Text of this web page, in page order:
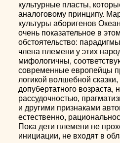
культурные пласты,
аналоговому принципу.
культуры аборигенов
очень показательное в
обстоятельство:
члена племени у этих
мифологичны,
современные европейцы
логикой волшебной
допубертатного возраста,
рассудочностью,
и другими признаками
естественно,
Пока дети племени не
инициации, не входят в